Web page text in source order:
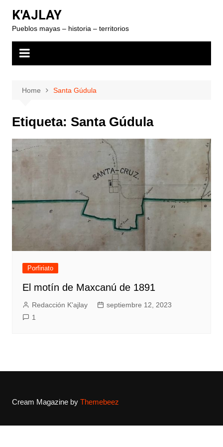
content
K'AJLAY
Pueblos mayas – historia – territorios
Home Santa Gúdula
Etiqueta: Santa Gúdula
Porfiriato
El motín de Maxcanú de 1891
Redacción K'ajlay
septiembre 12, 2023
1
Cream Magazine by Themebeez